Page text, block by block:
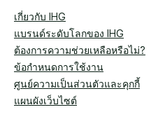
เกี่ยวกับ IHG
แบรนด์ระดับโลกของ IHG
ต้องการความช่วยเหลือหรือไม่?
ข้อกำหนดการใช้งาน
ศูนย์ความเป็นส่วนตัวและคุกกี้
แผนผังเว็บไซต์